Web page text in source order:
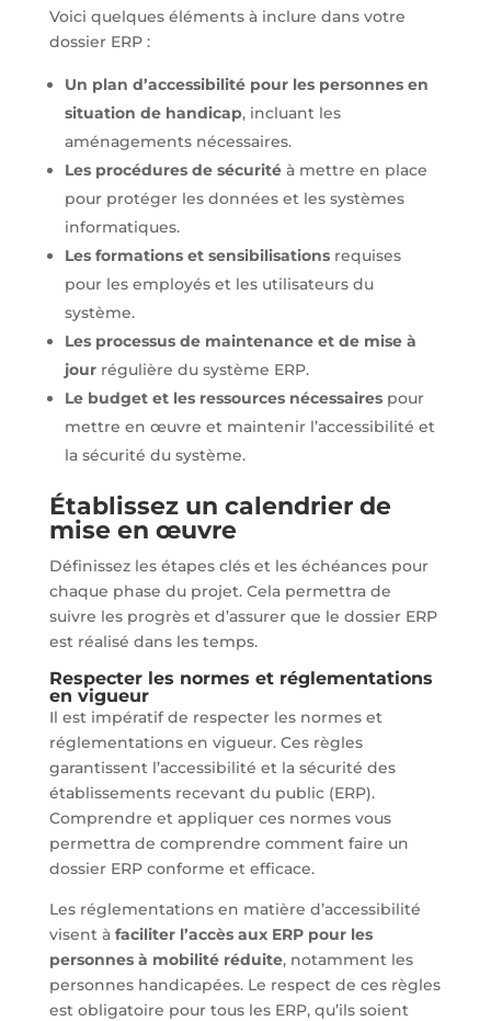
Voici quelques éléments à inclure dans votre
dossier ERP :
Un plan d’accessibilité pour les personnes en
situation de handicap, incluant les
aménagements nécessaires.
Les procédures de sécuritéà mettre en place
pour protéger les données et les systèmes
informatiques.
Les formations et sensibilisationsrequises
pour les employés et les utilisateurs du
système.
Les processus de maintenance et de mise à
jourrégulière du système ERP.
Le budget et les ressources nécessairespour
mettre en œuvre et maintenir l’accessibilité et
la sécurité du système.
Établissez un calendrier de
mise en œuvre
Définissez les étapes clés et les échéances pour
chaque phase du projet. Cela permettra de
suivre les progrès et d’assurer que le dossier ERP
est réalisé dans les temps.
Respecter les normes et réglementations
en vigueur
Il est impératif de respecter les normes et
réglementations en vigueur. Ces règles
garantissent l’accessibilité et la sécurité des
établissements recevant du public (ERP).
Comprendre et appliquer ces normes vous
permettra de comprendre comment faire un
dossier ERP conforme et efficace.
Les réglementations en matière d’accessibilité
visent àfaciliter l’accès aux ERP pour les
personnes à mobilité réduite, notamment les
personnes handicapées. Le respect de ces règles
est obligatoire pour tous les ERP, qu’ils soient